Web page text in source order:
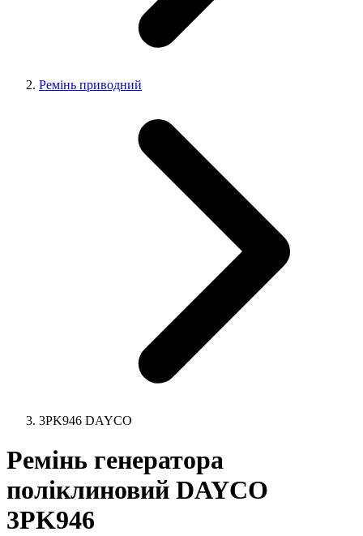
Ремінь приводний
3PK946 DAYCO
Ремінь генератора
поліклиновий DAYCO
3PK946